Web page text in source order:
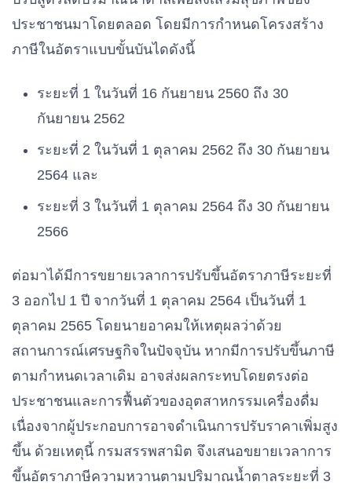
ประชาชนมาโดยตลอด โดยมีการกำหนดโครงสร้าง
ภาษีในอัตราแบบขั้นบันไดดังนี้
ระยะที่ 1 ในวันที่ 16 กันยายน 2560 ถึง 30
กันยายน 2562
ระยะที่ 2 ในวันที่ 1 ตุลาคม 2562 ถึง 30 กันยายน
2564 และ
ระยะที่ 3 ในวันที่ 1 ตุลาคม 2564 ถึง 30 กันยายน
2566
ต่อมาได้มีการขยายเวลาการปรับขึ้นอัตราภาษีระยะที่
3 ออกไป 1 ปี จากวันที่ 1 ตุลาคม 2564 เป็นวันที่ 1
ตุลาคม 2565 โดยนายอาคมให้เหตุผลว่าด้วย
สถานการณ์เศรษฐกิจในปัจจุบัน หากมีการปรับขึ้นภาษี
ตามกำหนดเวลาเดิม อาจส่งผลกระทบโดยตรงต่อ
ประชาชนและการฟื้นตัวของอุตสาหกรรมเครื่องดื่ม
เนื่องจากผู้ประกอบการอาจดำเนินการปรับราคาเพิ่มสูง
ขึ้น ด้วยเหตุนี้ กรมสรรพสามิต จึงเสนอขยายเวลาการ
ขึ้นอัตราภาษีความหวานตามปริมาณน้ำตาลระยะที่ 3